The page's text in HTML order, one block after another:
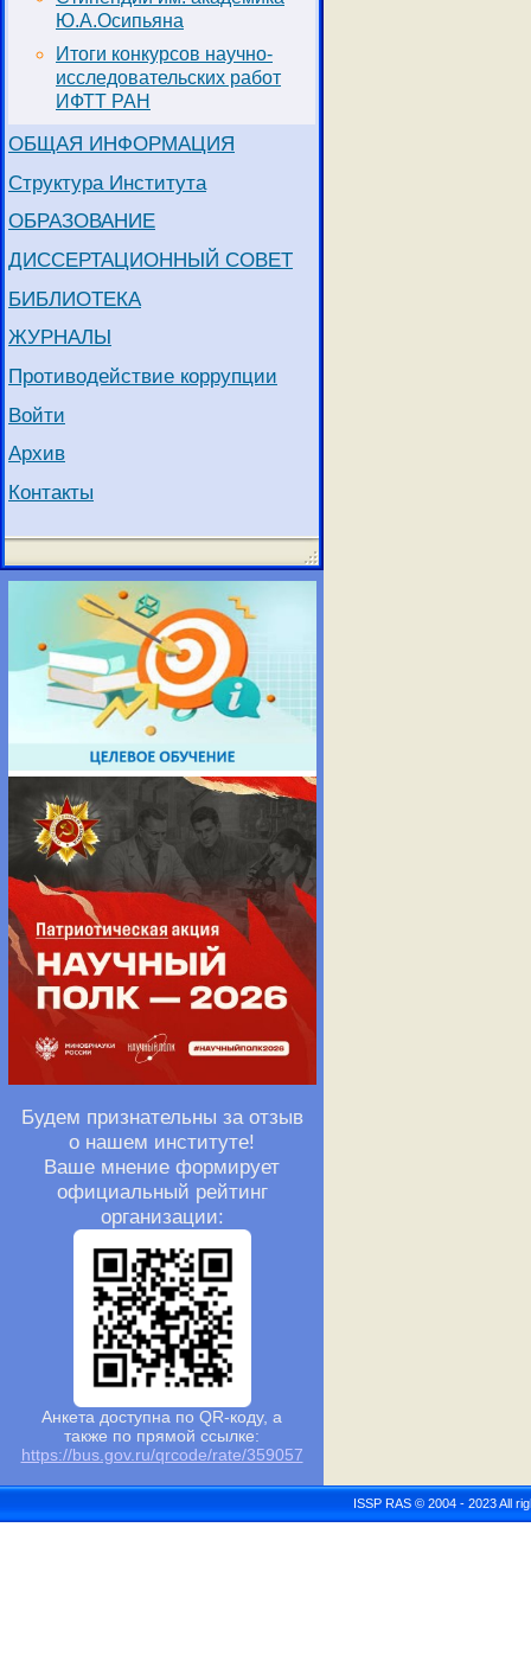
Ю.А.Осипьяна
Итоги конкурсов научно-
исследовательских работ
ИФТТ РАН
ОБЩАЯ ИНФОРМАЦИЯ
Структура Института
ОБРАЗОВАНИЕ
ДИССЕРТАЦИОННЫЙ СОВЕТ
БИБЛИОТЕКА
ЖУРНАЛЫ
Противодействие коррупции
Войти
Архив
Контакты
Будем признательны за отзыв
о нашем институте!
Ваше мнение формирует
официальный рейтинг
организации:
Анкета доступна по QR-коду, а
также по прямой ссылке:
https://bus.gov.ru/qrcode/rate/359057
ISSP RAS © 2004 - 2023 All